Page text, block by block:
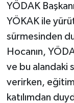
YÖDAK
YÖKAK ile
sürmesinden
Hocanın,
ve bu alandaki
verirken,
katılımdan